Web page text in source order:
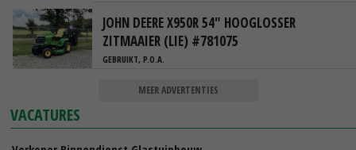
JOHN DEERE X950R 54" HOOGLOSSER
ZITMAAIER (LIE) #781075
GEBRUIKT, P.O.A.
MEER ADVERTENTIES
VACATURES